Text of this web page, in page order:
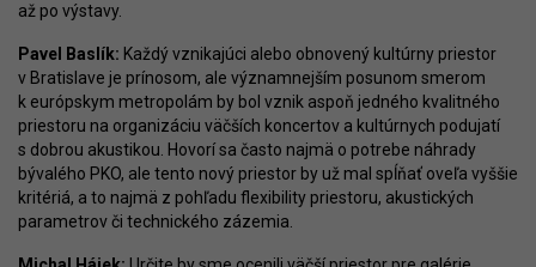
až po výstavy.
Pavel Baslík: Každý vznikajúci alebo obnovený kultúrny priestor
v Bratislave je prínosom, ale významnejším posunom smerom
k európskym metropolám by bol vznik aspoň jedného kvalitného
priestoru na organizáciu väčších koncertov a kultúrnych podujatí
s dobrou akustikou. Hovorí sa často najmä o potrebe náhrady
bývalého PKO, ale tento nový priestor by už mal spĺňať oveľa vyššie
kritériá, a to najmä z pohľadu flexibility priestoru, akustických
parametrov či technického zázemia.